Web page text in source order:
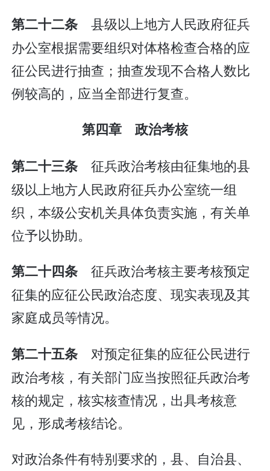
第二十二条 县级以上地方人民政府征兵
办公室根据需要组织对体格检查合格的应
征公民进行抽查；抽查发现不合格人数比
例较高的，应当全部进行复查。
第四章 政治考核
第二十三条 征兵政治考核由征集地的县
级以上地方人民政府征兵办公室统一组
织，本级公安机关具体负责实施，有关单
位予以协助。
第二十四条 征兵政治考核主要考核预定
征集的应征公民政治态度、现实表现及其
家庭成员等情况。
第二十五条 对预定征集的应征公民进行
政治考核，有关部门应当按照征兵政治考
核的规定，核实核查情况，出具考核意
见，形成考核结论。
对政治条件有特别要求的，县、自治县、